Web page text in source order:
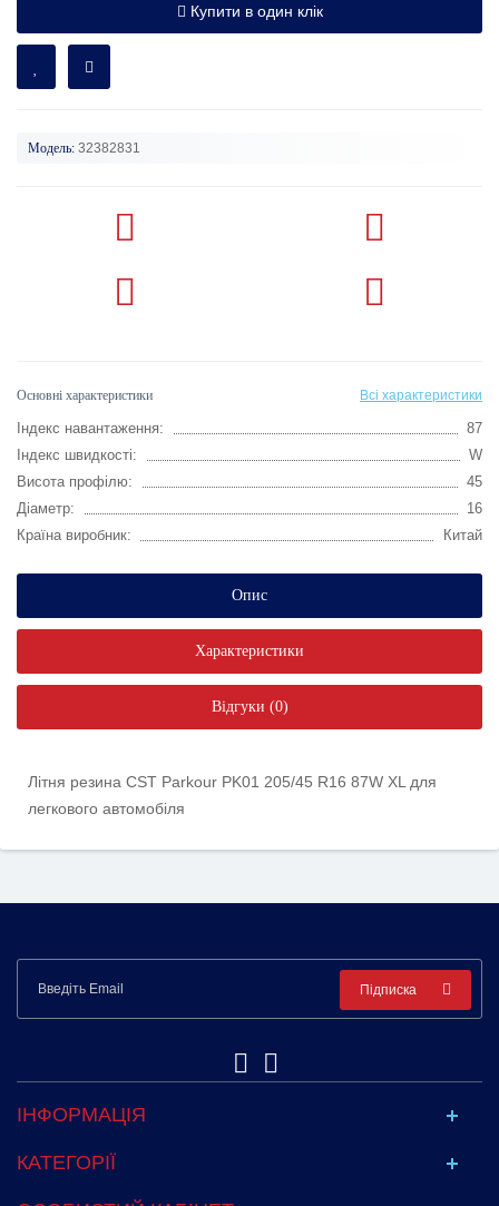
Купити в один клік
Модель: 32382831
Основні характеристики Всі характеристики
Індекс навантаження:
87
Індекс швидкості:
W
Висота профілю:
45
Діаметр:
16
Країна виробник:
Китай
Опис
Характеристики
Відгуки (0)
Літня резина CST Parkour PK01 205/45 R16 87W XL для
легкового автомобіля
Підписка
ІНФОРМАЦІЯ
КАТЕГОРІЇ